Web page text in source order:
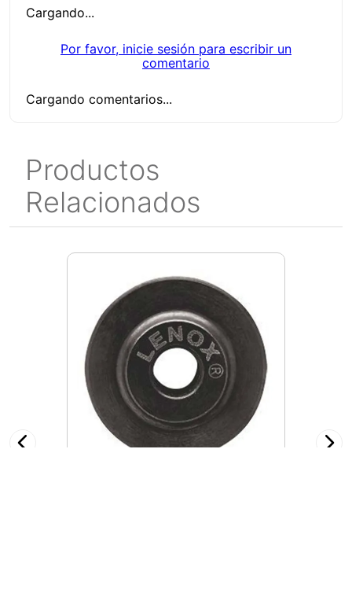
Cargando...
Por favor, inicie sesión para escribir un
comentario
Cargando comentarios...
Productos
Relacionados